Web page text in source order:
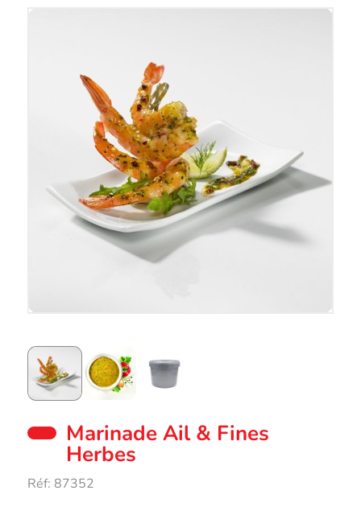
Marinade Ail & Fines
Herbes
Réf: 87352